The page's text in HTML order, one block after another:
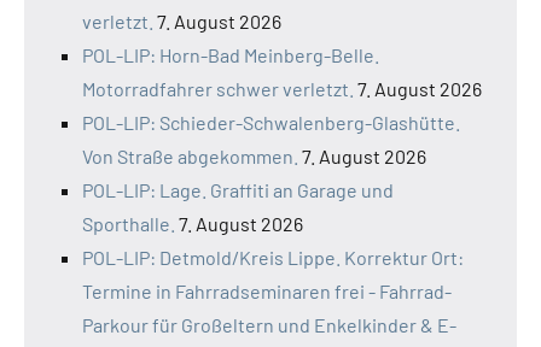
verletzt. 7. August 2026
POL-LIP: Horn-Bad Meinberg-Belle.
Motorradfahrer schwer verletzt. 7. August 2026
POL-LIP: Schieder-Schwalenberg-Glashütte.
Von Straße abgekommen. 7. August 2026
POL-LIP: Lage. Graffiti an Garage und
Sporthalle. 7. August 2026
POL-LIP: Detmold/Kreis Lippe. Korrektur Ort:
Termine in Fahrradseminaren frei - Fahrrad-
Parkour für Großeltern und Enkelkinder & E-